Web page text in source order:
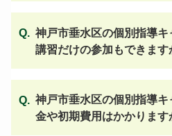
神戸市垂水区の個別指導
講習だけの参加もできます
神戸市垂水区の個別指導
金や初期費用はかかります